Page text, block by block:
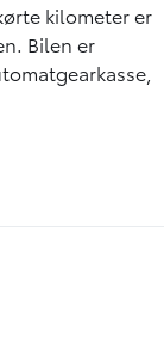
kilometer er
Bilen er
og
Garanti
års